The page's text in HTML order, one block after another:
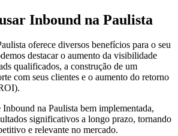
Inbound na Paulista
oferece diversos benefícios para o seu
destacar o aumento da visibilidade
qualificados, a construção de um
com seus clientes e o aumento do retorno
na Paulista bem implementada,
significativos a longo prazo, tornando
e relevante no mercado.